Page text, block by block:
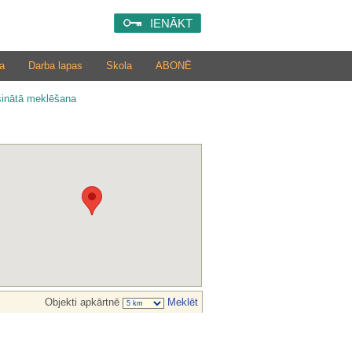
IENĀKT
ABONĒ
Skola
Darba lapas
meklēšana
Objekti apkārtnē Meklēt